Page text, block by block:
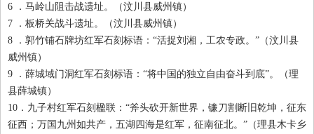
6
．马岭山阻击战遗址。（汶川县威州镇）
7
．板桥关战斗遗址。（汶川县威州镇）
8
．郭竹铺石牌坊红军石刻标语：“活捉刘湘，工农专政。”（汶川县
威州镇）
9
．薛城域门洞红军石刻标语：“将中国的独立自由奋斗到底”。（理
县薛城镇）
10 ．九子村红军石刻楹联：“斧头砍开新世界，镰刀割断旧乾坤，征东
征西；万国九州如共产，五湖四海是红军，征南征北。”（理县木卡乡